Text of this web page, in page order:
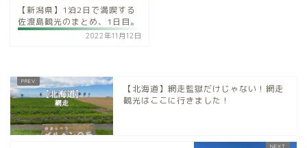
【新潟県】1泊2日で満喫する
佐渡島観光のまとめ、1日目。
2022年11月12日
【北海道】網走監獄だけじゃない！網走
観光はここに行きました！